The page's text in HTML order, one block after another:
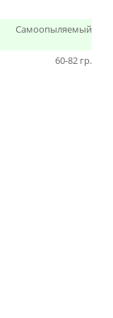
Самоопыляемый
60-82 гр.